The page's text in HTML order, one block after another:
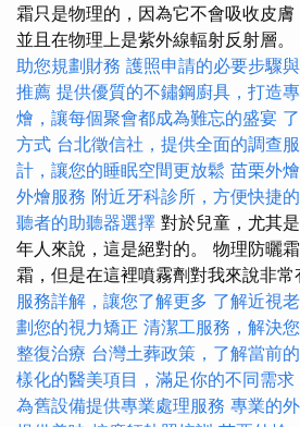
霜只是物理的，因為它不會吸收皮膚
並且在物理上是紫外線輻射反射層。
助您規劃財務 護照申請的必要步驟
推薦 提供優質的不鏽鋼廚具，打造
燴，讓每個聚會都成為難忘的盛宴
方式 台北徵信社，提供全面的調查
計，讓您的睡眠空間更放鬆 苗栗外
外燴服務 附近牙科診所，方便快捷
聽者的助聽器選擇 對於兒童，尤其
年人來說，這是絕對的。 物理防曬
霜，但是在這裡噴霧劑對我來說非常
服務詳解，讓您了解更多 了解近視
劃您的視力矯正 清潔工服務，解決
整復治療 台灣土葬政策，了解當前
樣化的醫美項目，滿足你的不同需求
為舊設備提供專業處理服務 專業的